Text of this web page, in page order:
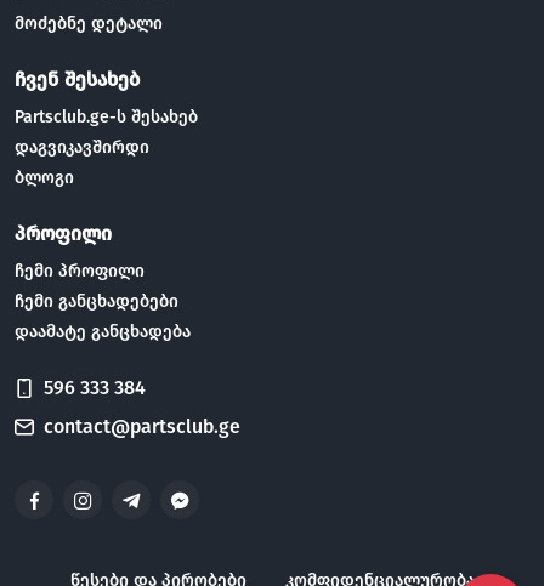
მოძებნე დეტალი
ჩვენ შესახებ
Partsclub.ge-ს შესახებ
დაგვიკავშირდი
ბლოგი
პროფილი
ჩემი პროფილი
ჩემი განცხადებები
დაამატე განცხადება
596 333 384
contact@partsclub.ge
წესები და პირობები კომფიდენციალურობა